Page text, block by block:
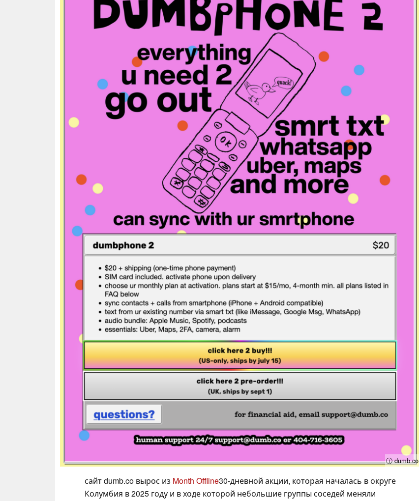
ⓘ dumb.co
сайт dumb.co вырос из Month Offline30-дневной акции, которая началась в округе
Колумбия в 2025 году и в ходе которой небольшие группы соседей меняли